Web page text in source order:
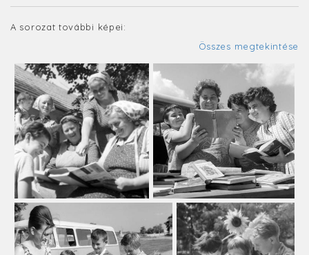
A sorozat további képei:
Összes megtekintése